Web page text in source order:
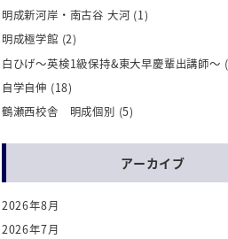
明成新河岸・南古谷 大河 (1)
明成極学館 (2)
白ひげ～英検1級保持&東大早慶輩出講師～
自学自伸 (18)
鶴瀬西校舎 明成個別 (5)
アーカイブ
2026年8月
2026年7月